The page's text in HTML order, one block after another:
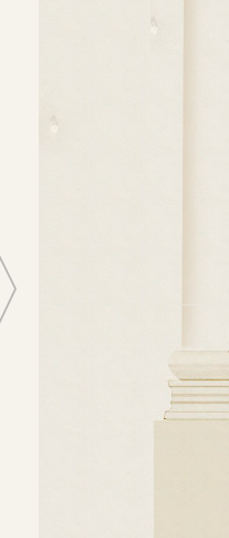
отмечает актер "Et Cetera" -